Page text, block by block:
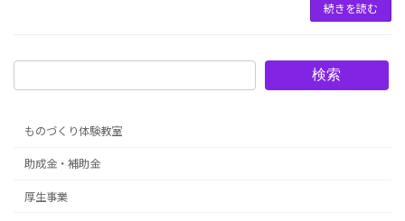
続きを読む
検索
ものづくり体験教室
助成金・補助金
厚生事業